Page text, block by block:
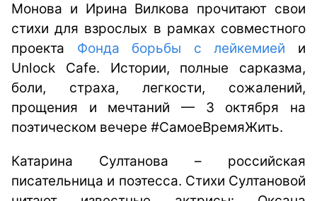
Монова и Ирина Вилкова прочитают свои
стихи для взрослых в рамках совместного
проекта Фонда борьбы с лейкемией и
Unlock
Cafe. Истории, полные сарказма,
боли, страха, легкости, сожалений,
прощения и мечтаний — 3 октября на
поэтическом вечере #СамоеВремяЖить.
Катарина Султанова – российская
писательница и поэтесса. Стихи Султановой